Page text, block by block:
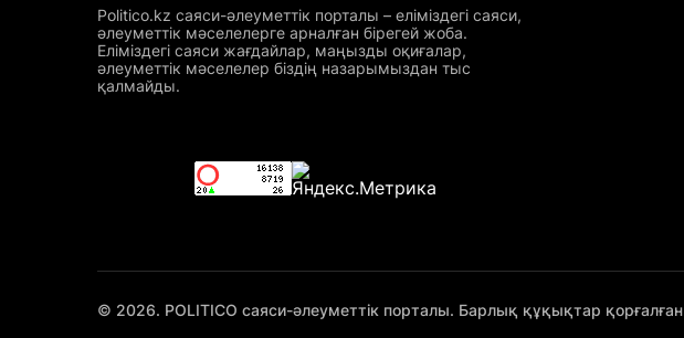
Politico.kz саяси-әлеуметтік порталы – еліміздегі саяси,
әлеуметтік мәселелерге арналған бірегей жоба.
Еліміздегі саяси жағдайлар, маңызды оқиғалар,
әлеуметтік мәселелер біздің назарымыздан тыс
қалмайды.
© 2026. POLITICO саяси-әлеуметтік порталы. Барлық құқықтар қорғалған